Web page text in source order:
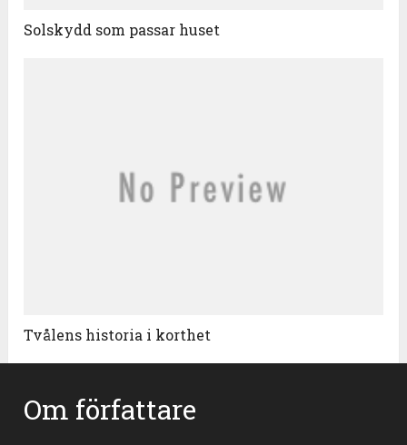
Solskydd som passar huset
Tvålens historia i korthet
Om författare